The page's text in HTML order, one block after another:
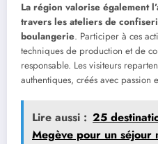
La région valorise également
travers les ateliers de
boulangerie. Participer à ces
techniques de production et de
responsable. Les visiteurs
authentiques, créés avec passion
Lire aussi : 25
Megève pour un séjour